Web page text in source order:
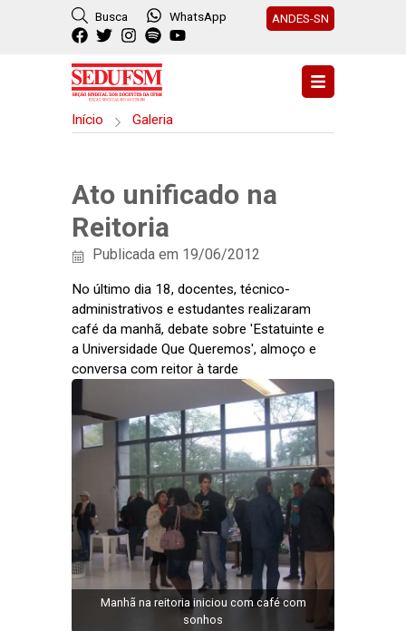
Busca WhatsApp ANDES-SN
Início Galeria
Ato unificado na
Reitoria
Publicada em 19/06/2012
No último dia 18, docentes, técnico-
administrativos e estudantes realizaram
café da manhã, debate sobre 'Estatuinte e
a Universidade Que Queremos', almoço e
conversa com reitor à tarde
Manhã na reitoria iniciou com café com
sonhos